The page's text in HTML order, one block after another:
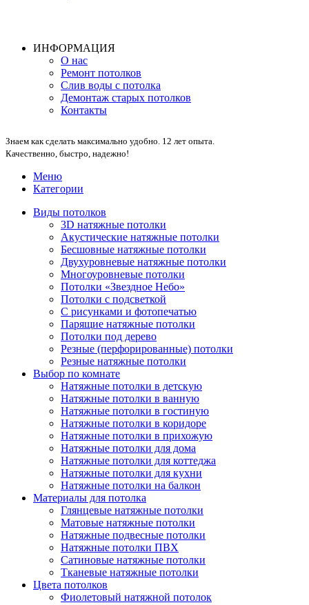
ИНФОРМАЦИЯ
О нас
Ремонт потолков
Слив воды с потолка
Демонтаж старых потолков
Контакты
Знаем как сделать максимально удобно. 12 лет опыта.
Качественно, быстро, надежно!
Меню
Категории
Виды потолков
3D натяжные потолки
Акустические натяжные потолки
Бесшовные натяжные потолки
Двухуровневые натяжные потолки
Многоуровневые потолки
Потолки «Звездное Небо»
Потолки с подсветкой
С рисунками и фотопечатью
Парящие натяжные потолки
Потолки под дерево
Резные (перфорированные) потолки
Резные натяжные потолки
Выбор по комнате
Натяжные потолки в детскую
Натяжные потолки в ванную
Натяжные потолки в гостиную
Натяжные потолки в коридоре
Натяжные потолки в прихожую
Натяжные потолки для дома
Натяжные потолки для коттеджа
Натяжные потолки для кухни
Натяжные потолки на балкон
Материалы для потолка
Глянцевые натяжные потолки
Матовые натяжные потолки
Натяжные подвесные потолки
Натяжные потолки ПВХ
Сатиновые натяжные потолки
Тканевые натяжные потолки
Цвета потолков
Фиолетовый натяжной потолок